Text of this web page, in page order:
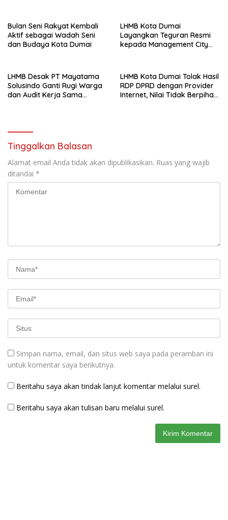
Bulan Seni Rakyat Kembali
Aktif sebagai Wadah Seni
dan Budaya Kota Dumai
LHMB Kota Dumai
Layangkan Teguran Resmi
kepada Management City
kepada Masyarakat
LHMB Desak PT Mayatama
Solusindo Ganti Rugi Warga
dan Audit Kerja Sama
LHMB Kota Dumai Tolak Hasil
RDP DPRD dengan Provider
Internet, Nilai Tidak Berpihak
Tinggalkan Balasan
Alamat email Anda tidak akan dipublikasikan. Ruas yang wajib
ditandai *
Simpan nama, email, dan situs web saya pada peramban ini
untuk komentar saya berikutnya.
Beritahu saya akan tindak lanjut komentar melalui surel.
Beritahu saya akan tulisan baru melalui surel.